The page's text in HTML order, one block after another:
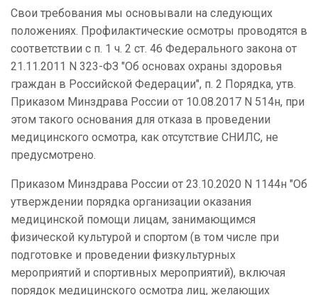
Свои требования мы основывали на следующих
положениях. Профилактические осмотры проводятся в
соответствии с п. 1 ч. 2 ст. 46 Федерального закона от
21.11.2011 N 323-ФЗ "Об основах охраны здоровья
граждан в Российской Федерации", п. 2 Порядка, утв.
Приказом Минздрава России от 10.08.2017 N 514н, при
этом такого основания для отказа в проведении
медицинского осмотра, как отсутствие СНИЛС, не
предусмотрено.
Приказом Минздрава России от 23.10.2020 N 1144н "Об
утверждении порядка организации оказания
медицинской помощи лицам, занимающимся
физической культурой и спортом (в том числе при
подготовке и проведении физкультурных
мероприятий и спортивных мероприятий), включая
порядок медицинского осмотра лиц, желающих